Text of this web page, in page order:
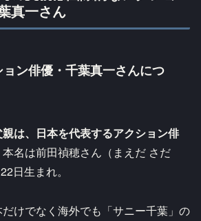
真一さん
ン俳優・千葉真一さんにつ
親は、日本を代表するアクション俳
本名は前田禎穂さん（まえだ さだ
日生まれ。​
けでなく海外でも「サニー千葉」の